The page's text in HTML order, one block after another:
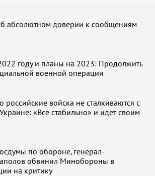
абсолютном доверии к сообщениям
году и планы на 2023: Продолжить
военной операции
российские войска не сталкиваются с
«Все стабильно» и идет своим
по обороне, генерал-
обвинил Минобороны в
на критику